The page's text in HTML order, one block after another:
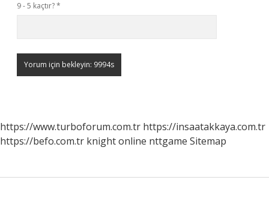
9 - 5 kaçtır?*
https://www.turboforum.com.tr https://insaatakkaya.com.tr
https://befo.com.tr knight online nttgame Sitemap